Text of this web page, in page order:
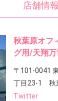
店舗情報
秋葉原オフ
グ用/天翔万
〒101-0041
丁目23-1 秋
Twitter